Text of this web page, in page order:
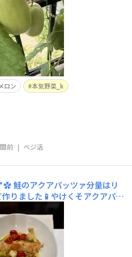
ロン
本気野菜_k
前 | ベジ活
鮭のアクアパッツァ分量はリ
りました📱やけくそアクアパッ
丁🔪を使わないレシピなのにオ
激安シャケが化けますよ✨本気
イムホルン🫑入ってます。麻辣
肪燃焼マーラータンで麺が白滝